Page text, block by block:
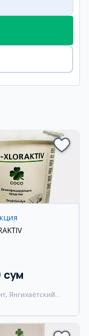
сум
Янгихаётский